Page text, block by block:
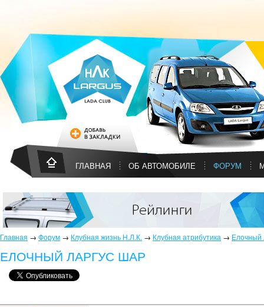
ГЛАВНАЯ ОБ АВТОМОБИЛЕ ФОРУМ
Главная → Форум → Клубная жизнь Н.Л.К. → Клубная атрибутика → Елочный
ЕЛОЧНЫЙ ЛАРГУС ШАР